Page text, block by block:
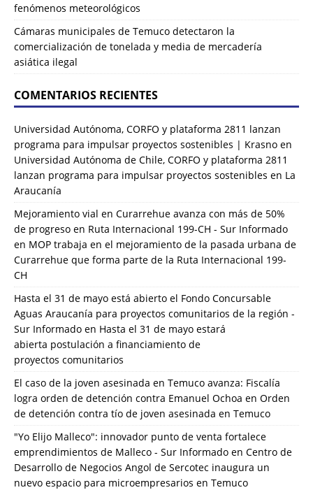
fenómenos meteorológicos
Cámaras municipales de Temuco detectaron la
comercialización de tonelada y media de mercadería
asiática ilegal
COMENTARIOS RECIENTES
Universidad Autónoma, CORFO y plataforma 2811 lanzan
programa para impulsar proyectos sostenibles | Krasno en
Universidad Autónoma de Chile, CORFO y plataforma 2811
lanzan programa para impulsar proyectos sostenibles en La
Araucanía
Mejoramiento vial en Curarrehue avanza con más de 50%
de progreso en Ruta Internacional 199-CH - Sur Informado
en MOP trabaja en el mejoramiento de la pasada urbana de
Curarrehue que forma parte de la Ruta Internacional 199-
CH
Hasta el 31 de mayo está abierto el Fondo Concursable
Aguas Araucanía para proyectos comunitarios de la región -
Sur Informado en Hasta el 31 de mayo estará
abierta postulación a financiamiento de
proyectos comunitarios
El caso de la joven asesinada en Temuco avanza: Fiscalía
logra orden de detención contra Emanuel Ochoa en Orden
de detención contra tío de joven asesinada en Temuco
"Yo Elijo Malleco": innovador punto de venta fortalece
emprendimientos de Malleco - Sur Informado en Centro de
Desarrollo de Negocios Angol de Sercotec inaugura un
nuevo espacio para microempresarios en Temuco